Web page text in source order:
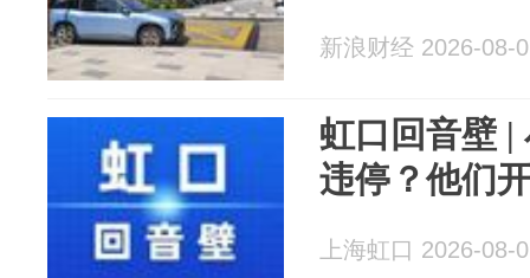
新浪财经 2026-08-
虹口回音壁 |
违停？他们
上海虹口 2026-08-